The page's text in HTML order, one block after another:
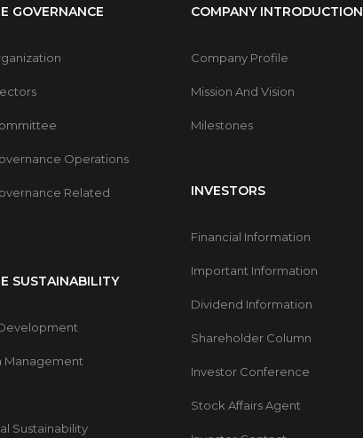
GOVERNANCE
Operations
Related
SUSTAINABILITY
Management
Sustainability
COMPANY INTRODUCTION
Company Profile
Mission And Vision
Milestones
INVESTORS
Financial Information
Important Information
Dividend Information
Shareholder Column
Investor Conference
Stock Affairs Agent